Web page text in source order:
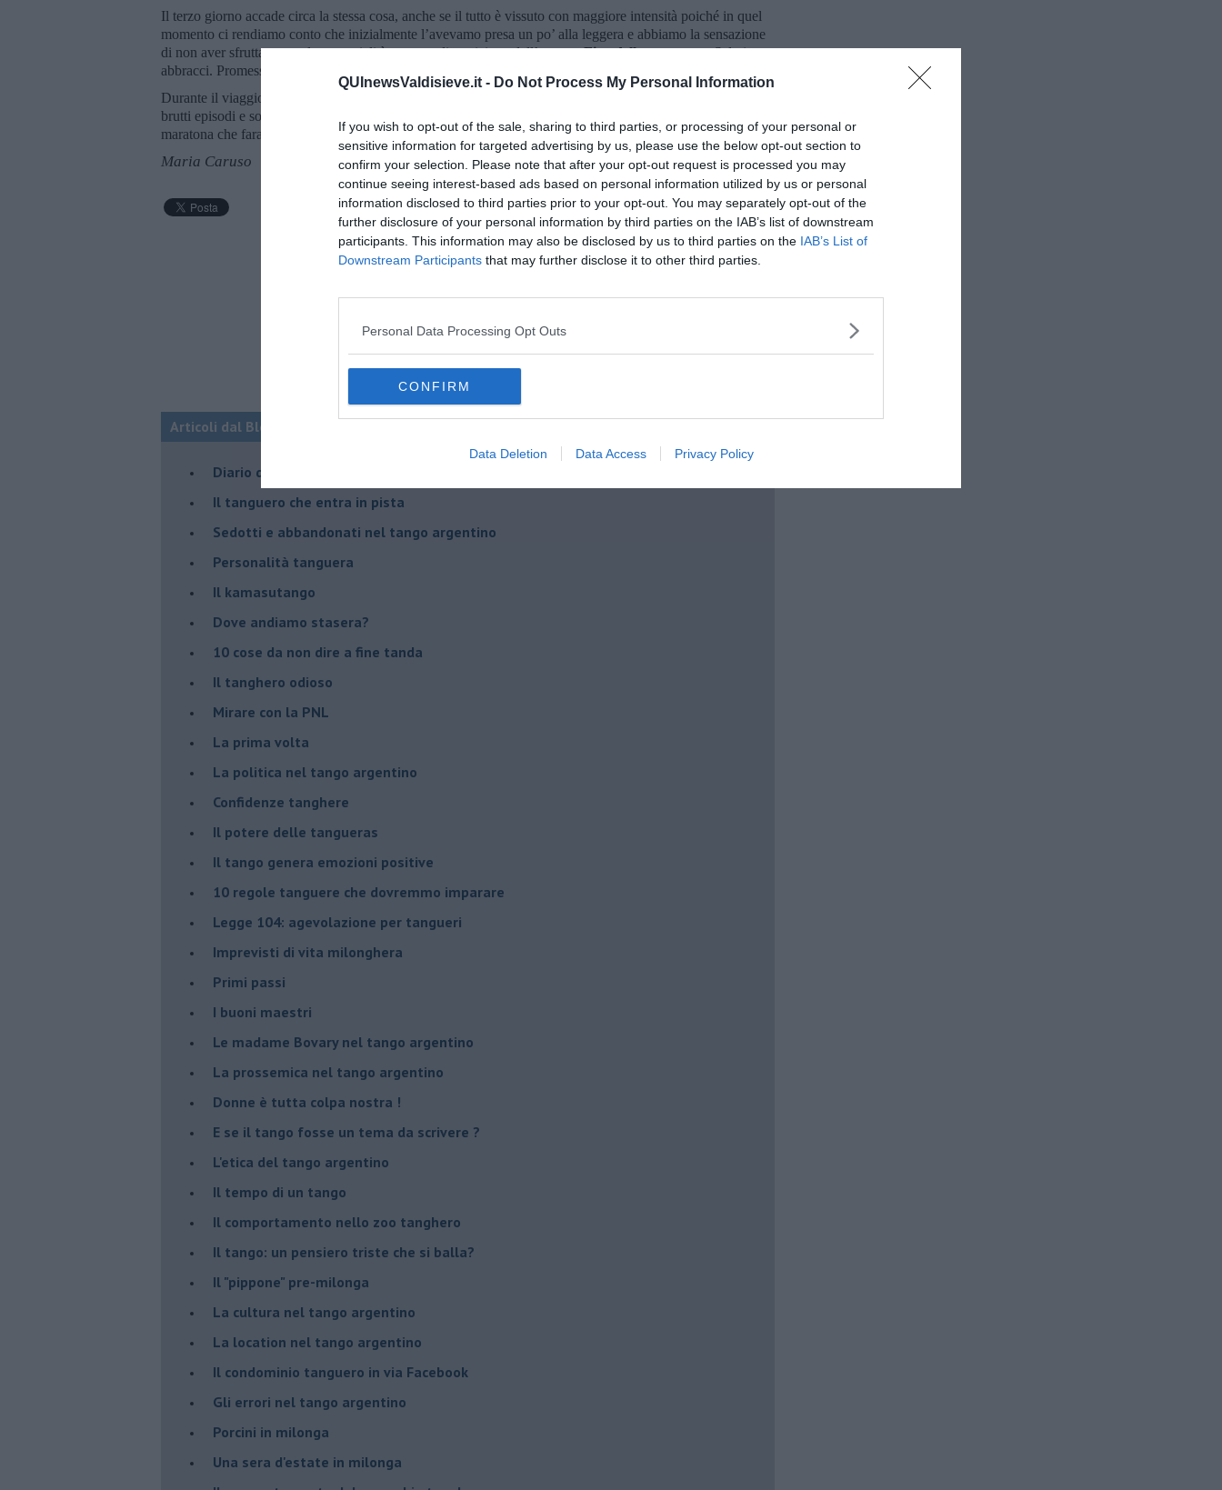
QUInewsValdisieve.it - Do Not Process My Personal Information
If you wish to opt-out of the sale, sharing to third parties, or processing of your personal or
sensitive information for targeted advertising by us, please use the below opt-out section to
confirm your selection. Please note that after your opt-out request is processed you may
continue seeing interest-based ads based on personal information utilized by us or personal
information disclosed to third parties prior to your opt-out. You may separately opt-out of the
further disclosure of your personal information by third parties on the IAB’s list of downstream
participants. This information may also be disclosed by us to third parties on the IAB’s List of
Downstream Participants that may further disclose it to other third parties.
Personal Data Processing Opt Outs
CONFIRM
Data Deletion Data Access Privacy Policy
Il terzo giorno accade circa la stessa cosa, anche se il tutto è vissuto con maggiore intensità poiché in quel
momento ci rendiamo conto che inizialmente l’avevamo presa un po’ alla leggera e abbiamo la sensazione
di non aver sfruttato tutte le potenzialità messe a disposizione dall’evento.Fine delle maratona.Saluti e
abbracci. Promesse per rivedersi ancora l’anno dopo oppure in qualche altra maratona.
Durante il viaggio di ritorno, insieme ai dolori muscolari post maratona, rielabori l’evento: smorfie per i
brutti episodi e sorrisi per i bei ricordi. Insegnamenti infine da mettere in pratica durante la prossima
maratona che farai… perché fatta una volta la farai di nuovo.
Maria Caruso
Articoli dal Blog “Parole milonguere” di Maria Caruso
Diario di una tanghera
Il tanguero che entra in pista
Sedotti e abbandonati nel tango argentino
Personalità tanguera
Il kamasutango
Dove andiamo stasera?
10 cose da non dire a fine tanda
Il tanghero odioso
Mirare con la PNL
La prima volta
La politica nel tango argentino
Confidenze tanghere
Il potere delle tangueras
Il tango genera emozioni positive
10 regole tanguere che dovremmo imparare
Legge 104: agevolazione per tangueri
Imprevisti di vita milonghera
Primi passi
I buoni maestri
Le madame Bovary nel tango argentino
La prossemica nel tango argentino
Donne è tutta colpa nostra !
E se il tango fosse un tema da scrivere ?
L'etica del tango argentino
Il tempo di un tango
Il comportamento nello zoo tanghero
Il tango: un pensiero triste che si balla?
Il "pippone" pre-milonga
La cultura nel tango argentino
La location nel tango argentino
Il condominio tanguero in via Facebook
Gli errori nel tango argentino
Porcini in milonga
Una sera d'estate in milonga